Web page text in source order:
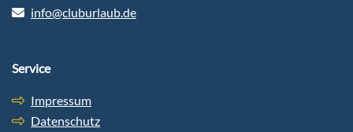
info@cluburlaub.de
Service
Impressum
Datenschutz